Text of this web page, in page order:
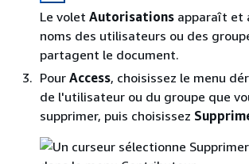
Le volet Autorisations apparaît et
noms des utilisateurs ou des
partagent le document.
Pour Access, choisissez le menu
de l'utilisateur ou du groupe que
supprimer, puis choisissez